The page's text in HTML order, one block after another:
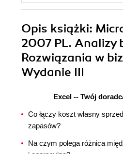
Opis książki:
2007 PL. Analizy
Rozwiązania w
Wydanie III
Excel -- Twój
Co łączy koszt własny
zapasów?
Na czym polega różnica